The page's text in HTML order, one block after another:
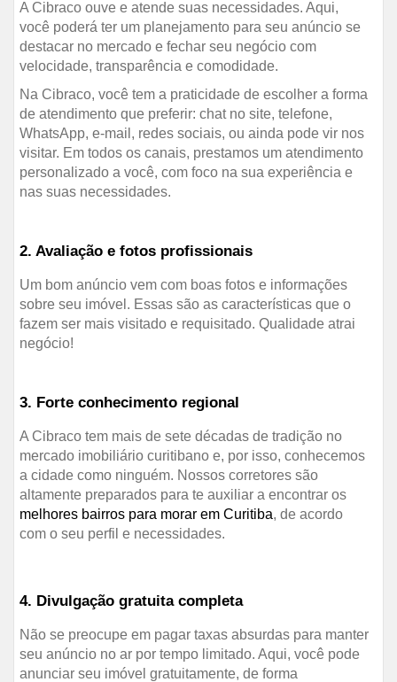
A Cibraco ouve e atende suas necessidades. Aqui,
você poderá ter um planejamento para seu anúncio se
destacar no mercado e fechar seu negócio com
velocidade, transparência e comodidade.
Na Cibraco, você tem a praticidade de escolher a forma
de atendimento que preferir: chat no site, telefone,
WhatsApp, e-mail, redes sociais, ou ainda pode vir nos
visitar. Em todos os canais, prestamos um atendimento
personalizado a você, com foco na sua experiência e
nas suas necessidades.
2. Avaliação e fotos profissionais
Um bom anúncio vem com boas fotos e informações
sobre seu imóvel. Essas são as características que o
fazem ser mais visitado e requisitado. Qualidade atrai
negócio!
3. Forte conhecimento regional
A Cibraco tem mais de sete décadas de tradição no
mercado imobiliário curitibano e, por isso, conhecemos
a cidade como ninguém. Nossos corretores são
altamente preparados para te auxiliar a encontrar os
melhores bairros para morar em Curitiba, de acordo
com o seu perfil e necessidades.
4. Divulgação gratuita completa
Não se preocupe em pagar taxas absurdas para manter
seu anúncio no ar por tempo limitado. Aqui, você pode
anunciar seu imóvel gratuitamente, de forma